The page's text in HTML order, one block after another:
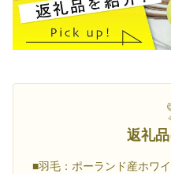
返礼
■羽毛：ポーランド産ホワ